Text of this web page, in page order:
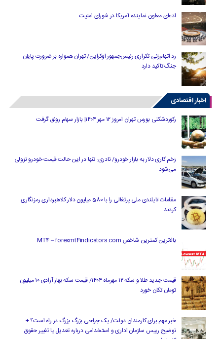
ادعای معاون نماینده آمریکا در شورای امنیت
رد اتهام‌زنی تکراری رئیس‌جمهور اوکراین/ تهران همواره بر ضرورت پایان
جنگ تاکید دارد
اخبار اقتصادی
رکوردشکنی بورس تهران امروز ۱۲ مهر ۱۴۰۴| بازار سهام رونق گرفت
زخم کاری دلار به بازار خودرو/ نادری: تنها در این حالت قیمت خودرو نزولی
می‌شود
مقامات تایلندی ملی پرتغالی را با 580 میلیون دلار کلاهبرداری رمزنگاری
کردند
بالاترین کمترین شاخص MT4 – forexmt4indicators.com
قیمت جدید طلا و سکه ۱۲ مهرماه ۱۴۰۴/ قیمت سکه بهار آزادی ۱۰ میلیون
تومان تکان خورد
خبر مهم برای کارمندان دولت/ یک جراحی بزرگ بزرگ در راه است؟ +
توضیح رییس سازمان اداری و استخدامی درباره تعدیل یا تغییر حقوق